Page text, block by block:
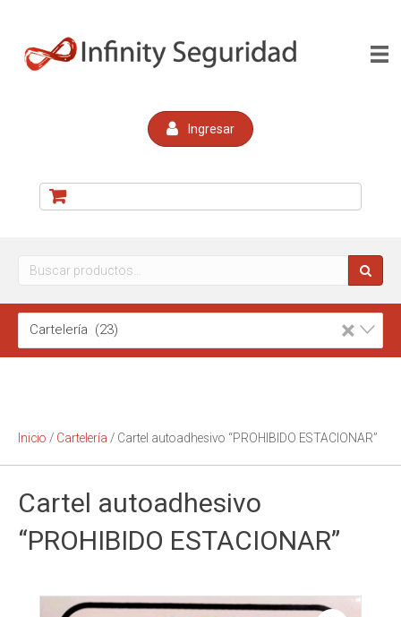
Ingresar
Buscar
×
Cartelería (23)
Inicio / Cartelería / Cartel autoadhesivo “PROHIBIDO ESTACIONAR”
Cartel autoadhesivo
“PROHIBIDO ESTACIONAR”